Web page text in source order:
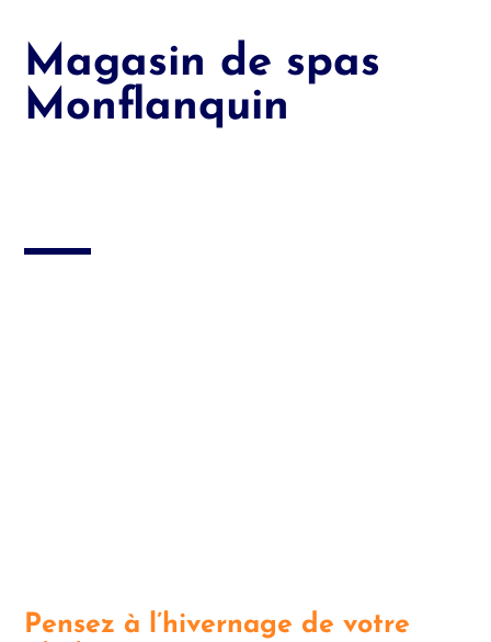
Magasin de spas
Monflanquin
Pensez à l’hivernage de votre